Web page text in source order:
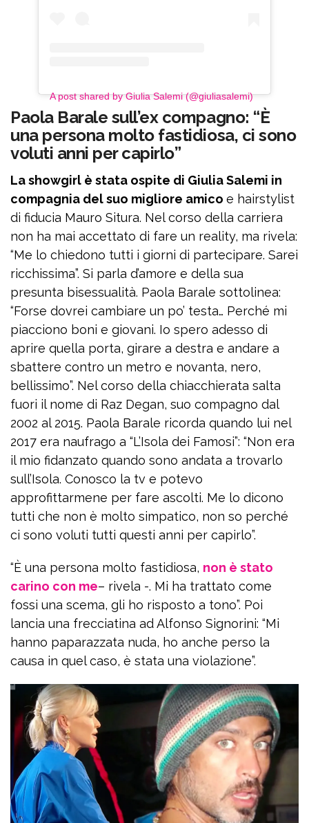
A post shared by Giulia Salemi (@giuliasalemi)
Paola Barale sull’ex compagno: “È
una persona molto fastidiosa, ci sono
voluti anni per capirlo”
La showgirl è stata ospite di Giulia Salemi in
compagnia del suo migliore amico e hairstylist
di fiducia Mauro Situra. Nel corso della carriera
non ha mai accettato di fare un reality, ma rivela:
“Me lo chiedono tutti i giorni di partecipare. Sarei
ricchissima”. Si parla d’amore e della sua
presunta bisessualità. Paola Barale sottolinea:
“Forse dovrei cambiare un po’ testa… Perché mi
piacciono boni e giovani. Io spero adesso di
aprire quella porta, girare a destra e andare a
sbattere contro un metro e novanta, nero,
bellissimo”. Nel corso della chiacchierata salta
fuori il nome di Raz Degan, suo compagno dal
2002 al 2015. Paola Barale ricorda quando lui nel
2017 era naufrago a “L’Isola dei Famosi”: “Non era
il mio fidanzato quando sono andata a trovarlo
sull’Isola. Conosco la tv e potevo
approfittarmene per fare ascolti. Me lo dicono
tutti che non è molto simpatico, non so perché
ci sono voluti tutti questi anni per capirlo”.
“È una persona molto fastidiosa, non è stato
carino con me– rivela -. Mi ha trattato come
fossi una scema, gli ho risposto a tono”. Poi
lancia una frecciatina ad Alfonso Signorini: “Mi
hanno paparazzata nuda, ho anche perso la
causa in quel caso, è stata una violazione”.